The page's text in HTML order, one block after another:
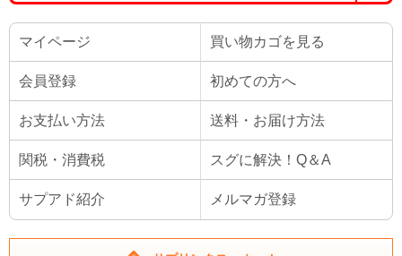
マイページ 買い物カゴを見る
会員登録 初めての方へ
お支払い方法 送料・お届け方法
関税・消費税 スグに解決！Q＆A
サプアド紹介 メルマガ登録